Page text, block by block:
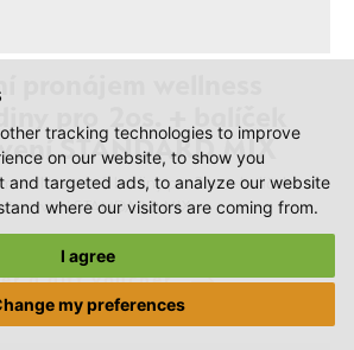
tracking technologies to improve
on our website, to show you
and targeted ads, to analyze our website
where our visitors are coming from.
I agree
my preferences
pronájem wellness
pro 2os. + balíček
STANDARD MIX
wellness na 2 hodiny pro 2os. + balíček
STANDARD MIX
a gift voucher